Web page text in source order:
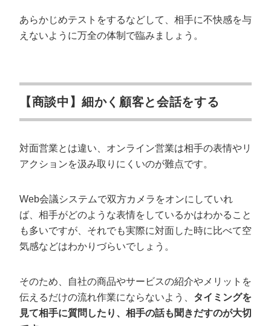
プロに無料相談をする
会社概要資料をダウンロー
ドする
サイトマップ プライバシーポリシー
あらかじめテストをするなどして、相手に不快感を与
えないように万全の体制で臨みましょう。
【商談中】細かく顧客と会話をする
対面営業とは違い、オンライン営業は相手の表情やリ
アクションを汲み取りにくいのが難点です。
Web会議システムで双方カメラをオンにしていれ
ば、相手がどのような表情をしているかはわかること
も多いですが、それでも実際に対面した時に比べて空
気感などはわかりづらいでしょう。
そのため、自社の商品やサービスの紹介やメリットを
伝えるだけの流れ作業にならないよう、 タイミングを
見て相手に質問したり、相手の話も聞きだすのが大切